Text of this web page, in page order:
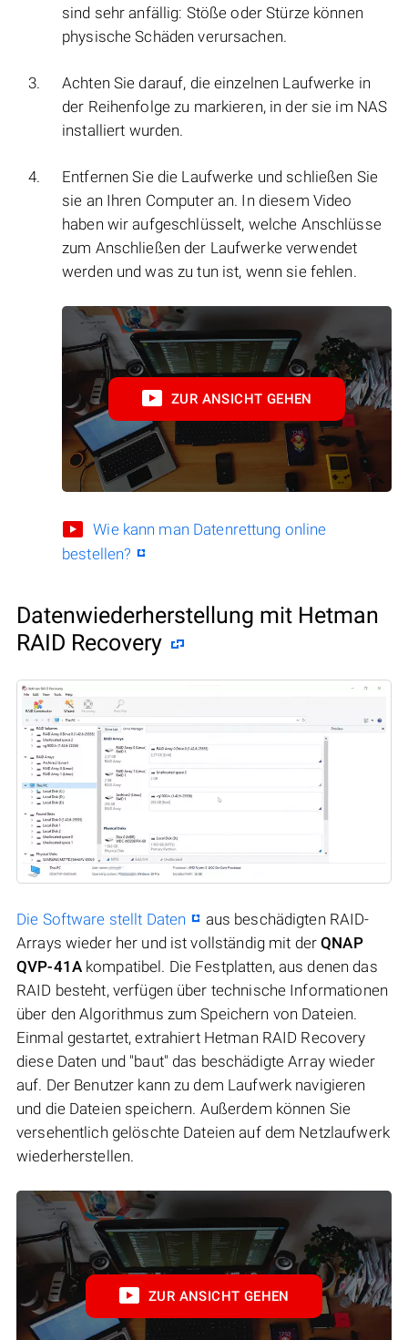
sind sehr anfällig: Stöße oder Stürze können
physische Schäden verursachen.
Achten Sie darauf, die einzelnen Laufwerke in
der Reihenfolge zu markieren, in der sie im NAS
installiert wurden.
Entfernen Sie die Laufwerke und schließen Sie
sie an Ihren Computer an. In diesem Video
haben wir aufgeschlüsselt, welche Anschlüsse
zum Anschließen der Laufwerke verwendet
werden und was zu tun ist, wenn sie fehlen.
ZUR ANSICHT GEHEN
Wie kann man Datenrettung online
bestellen?
Datenwiederherstellung mit Hetman
RAID Recovery
Die Software stellt Daten
aus beschädigten RAID-
Arrays wieder her und ist vollständig mit derQNAP
QVP-41Akompatibel. Die Festplatten, aus denen das
RAID besteht, verfügen über technische Informationen
über den Algorithmus zum Speichern von Dateien.
Einmal gestartet, extrahiert Hetman RAID Recovery
diese Daten und "baut" das beschädigte Array wieder
auf. Der Benutzer kann zu dem Laufwerk navigieren
und die Dateien speichern. Außerdem können Sie
versehentlich gelöschte Dateien auf dem Netzlaufwerk
wiederherstellen.
ZUR ANSICHT GEHEN